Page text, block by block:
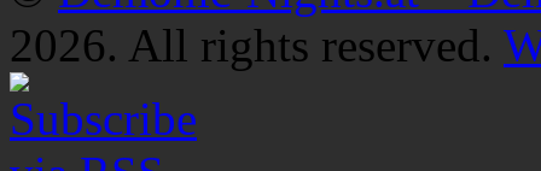
2026. All rights reserved.